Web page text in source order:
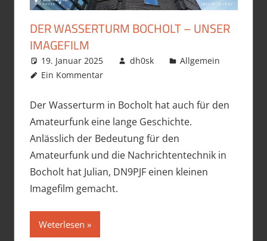
DER WASSERTURM BOCHOLT – UNSER
IMAGEFILM
19. Januar 2025 dh0sk
Allgemein
Ein Kommentar
Der Wasserturm in Bocholt hat auch für den
Amateurfunk eine lange Geschichte.
Anlässlich der Bedeutung für den
Amateurfunk und die Nachrichtentechnik in
Bocholt hat Julian, DN9PJF einen kleinen
Imagefilm gemacht.
Weterlesen